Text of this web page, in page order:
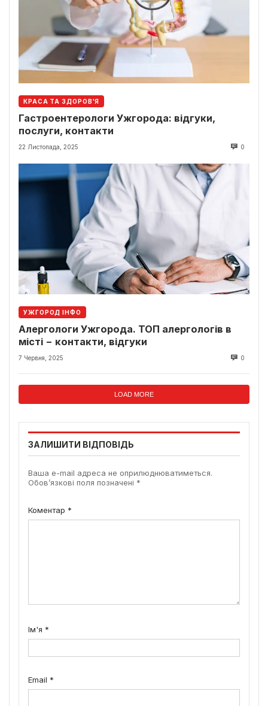
КРАСА ТА ЗДОРОВ'Я
Гастроентерологи Ужгорода: відгуки,
послуги, контакти
22 Листопада, 2025 0
УЖГОРОД ІНФО
Алергологи Ужгорода. ТОП алергологів в
місті − контакти, відгуки
7 Червня, 2025 0
LOAD MORE
ЗАЛИШИТИ ВІДПОВІДЬ
Ваша e-mail адреса не оприлюднюватиметься.
Обов’язкові поля позначені *
Коментар *
Ім'я *
Email *